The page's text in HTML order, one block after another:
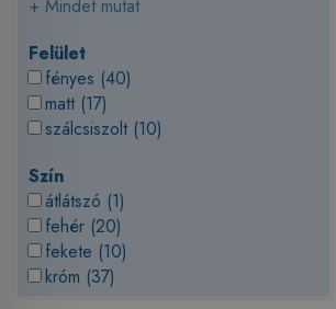
+ Mindet mutat
Felület
fényes (40)
matt (17)
szálcsiszolt (10)
Szín
átlátszó (1)
fehér (20)
fekete (10)
króm (37)